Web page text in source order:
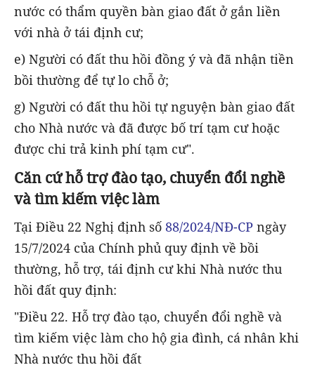
nước có thẩm quyền bàn giao đất ở gắn liền
với nhà ở tái định cư;
e) Người có đất thu hồi đồng ý và đã nhận tiền
bồi thường để tự lo chỗ ở;
g) Người có đất thu hồi tự nguyện bàn giao đất
cho Nhà nước và đã được bố trí tạm cư hoặc
được chi trả kinh phí tạm cư".
Căn cứ hỗ trợ đào tạo, chuyển đổi nghề
và tìm kiếm việc làm
Tại Điều 22 Nghị định số 88/2024/NĐ-CP ngày
15/7/2024 của Chính phủ quy định về bồi
thường, hỗ trợ, tái định cư khi Nhà nước thu
hồi đất quy định:
"Điều 22. Hỗ trợ đào tạo, chuyển đổi nghề và
tìm kiếm việc làm cho hộ gia đình, cá nhân khi
Nhà nước thu hồi đất